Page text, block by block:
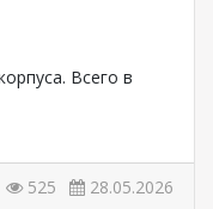
Всего в
525 28.05.2026